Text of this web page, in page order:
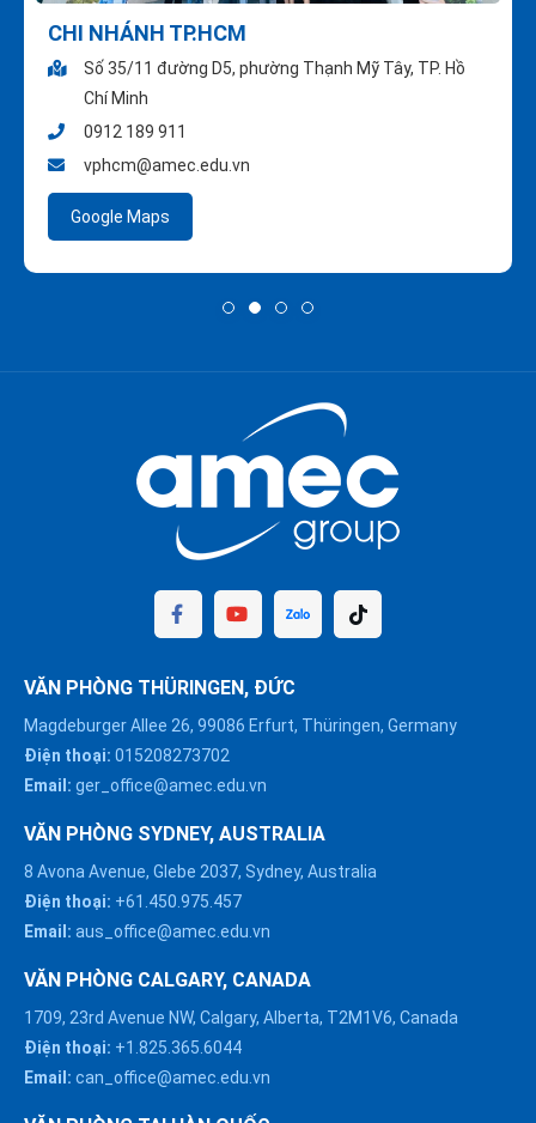
CHI NHÁNH TP.HCM
Số 35/11 đường D5, phường Thạnh Mỹ Tây, TP. Hồ
Chí Minh
0912 189 911
vphcm@amec.edu.vn
Google Maps
VĂN PHÒNG THÜRINGEN, ĐỨC
Magdeburger Allee 26, 99086 Erfurt, Thüringen, Germany
Điện thoại: 015208273702
Email: ger_office@amec.edu.vn
VĂN PHÒNG SYDNEY, AUSTRALIA
8 Avona Avenue, Glebe 2037, Sydney, Australia
Điện thoại: +61.450.975.457
Email: aus_office@amec.edu.vn
VĂN PHÒNG CALGARY, CANADA
1709, 23rd Avenue NW, Calgary, Alberta, T2M1V6, Canada
Điện thoại: +1.825.365.6044
Email: can_office@amec.edu.vn